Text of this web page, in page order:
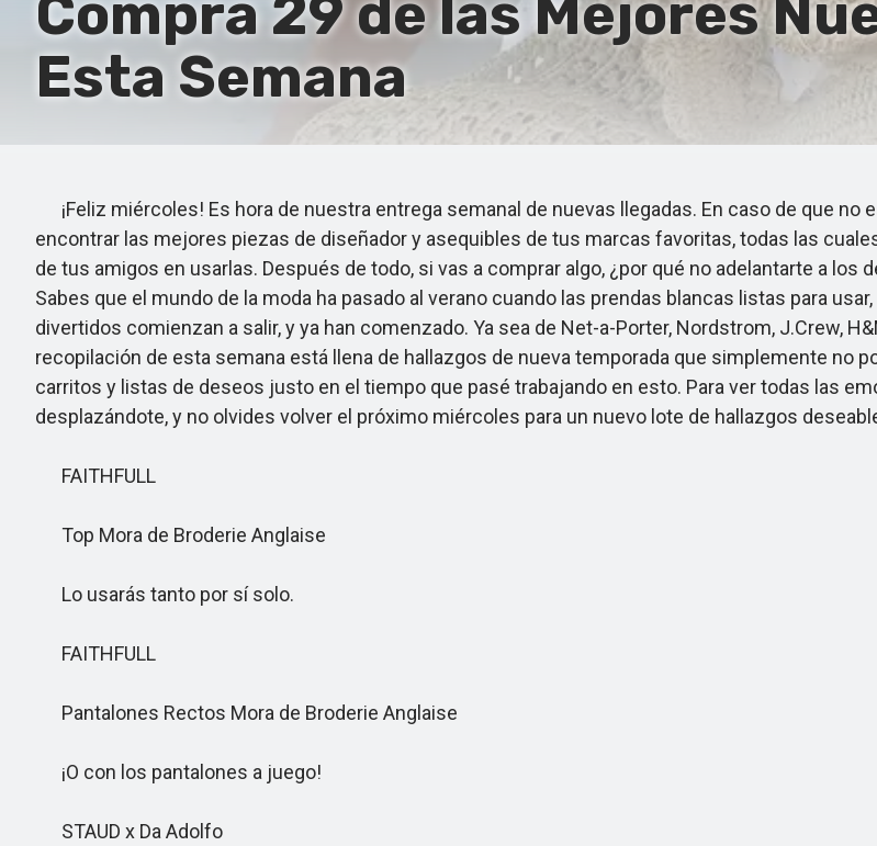
Compra 29 de las Mejores
Esta Semana
¡Feliz miércoles! Es hora de nuestra entrega semanal de nuevas llegadas. En caso de que
encontrar las mejores piezas de diseñador y asequibles de tus marcas favoritas, todas las
de tus amigos en usarlas. Después de todo, si vas a comprar algo, ¿por qué no adelantarte a los
Sabes que el mundo de la moda ha pasado al verano cuando las prendas blancas listas para
divertidos comienzan a salir, y ya han comenzado. Ya sea de Net-a-Porter, Nordstrom, J.Crew,
recopilación de esta semana está llena de hallazgos de nueva temporada que simplemente no
carritos y listas de deseos justo en el tiempo que pasé trabajando en esto. Para ver todas las
desplazándote, y no olvides volver el próximo miércoles para un nuevo lote de hallazgos
FAITHFULL
Top Mora de Broderie Anglaise
Lo usarás tanto por sí solo.
FAITHFULL
Pantalones Rectos Mora de Broderie Anglaise
¡O con los pantalones a juego!
STAUD x Da Adolfo